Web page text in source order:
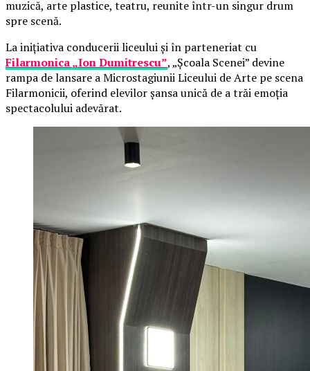
muzică, arte plastice, teatru, reunite într-un singur drum
spre scenă.
La inițiativa conducerii liceului și în parteneriat cu
Filarmonica „Ion Dumitrescu”, „Școala Scenei” devine
rampa de lansare a Microstagiunii Liceului de Arte pe scena
Filarmonicii, oferind elevilor șansa unică de a trăi emoția
spectacolului adevărat.